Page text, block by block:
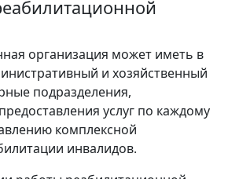
организация может иметь в
и хозяйственный
подразделения,
услуг по каждому
комплексной
инвалидов.